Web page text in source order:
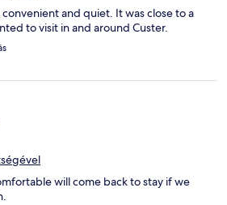
and quiet. It was close to a
to visit in and around Custer.
will come back to stay if we